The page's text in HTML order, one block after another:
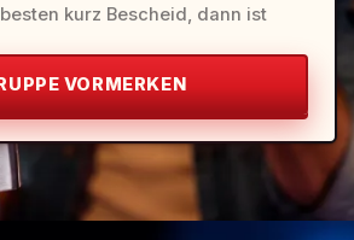
kurz Bescheid, dann ist
VORMERKEN